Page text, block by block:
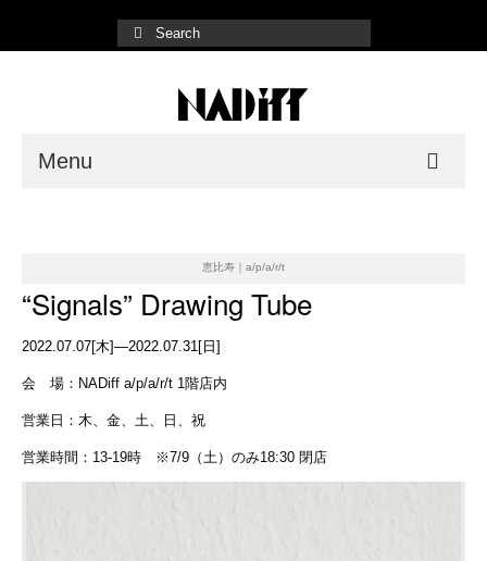
Menu
Shop List
Online Store
恵比寿｜a/p/a/r/t
“Signals” Drawing Tube
2022.07.07[木]—2022.07.31[日]
会 場：NADiff a/p/a/r/t 1階店内
営業日：木、金、土、日、祝
営業時間：13-19時 ※7/9（土）のみ18:30 閉店